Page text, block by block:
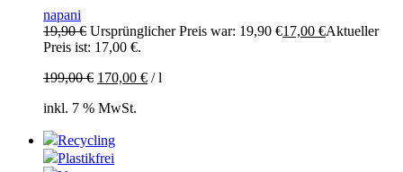
napani
19,90€ Ursprünglicher Preis war: 19,90 €17,00 €Aktueller
Preis ist: 17,00 €.
199,00€ 170,00 € /l
inkl. 7 % MwSt.
Recycling
Plastikfrei